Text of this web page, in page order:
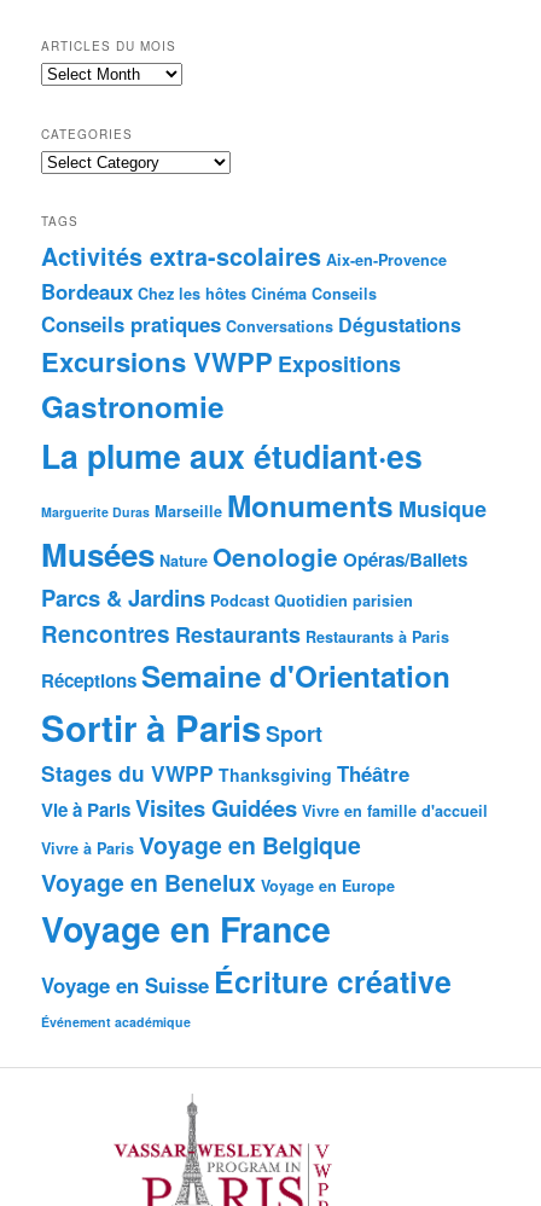
ARTICLES DU MOIS
Articles
CATEGORIES
Categories
TAGS
Activités extra-scolaires Aix-en-Provence
Bordeaux Chez les hôtes Cinéma Conseils
Conseils pratiques Conversations Dégustations
Excursions VWPP Expositions
Gastronomie
La plume aux étudiant·es
Marguerite Duras Marseille Monuments Musique
Musées Nature Oenologie Opéras/Ballets
Parcs & Jardins Podcast Quotidien parisien
Rencontres Restaurants Restaurants à Paris
RéceptionsSemaine d'Orientation
Sortir à ParisSport
Stages du VWPP Thanksgiving Théâtre
Vie à ParisVisites Guidées Vivre en famille d'accueil
Vivre à Paris Voyage en Belgique
Voyage en Benelux Voyage en Europe
Voyage en France
Voyage en Suisse Écriture créative
Événement académique